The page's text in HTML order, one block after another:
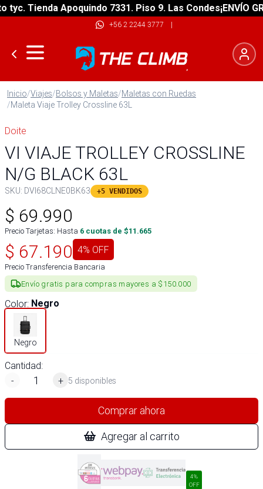
Tienda Apoquindo 7331. Piso 9. Las Condes¡ENVÍO
+56 2 2244 3777 |
Inicio/Viajes/Bolsos y Maletas/Maletas con Ruedas
/Maleta Viaje Trolley Crossline 63L
Doite
VI VIAJE TROLLEY CROSSLINE
N/G BLACK 63L
SKU: DVI68CLNE0BK63 +5 VENDIDOS
$ 69.990
Precio Tarjetas: Hasta 6 cuotas de $11.665
$ 67.190 4% OFF
Precio Transferencia Bancaria
Envío gratis para compras mayores a $150.000
Color: Negro
Negro
Cantidad:
-
+ 5 disponibles
Comprar ahora
Agregar al carrito
4%
OFF